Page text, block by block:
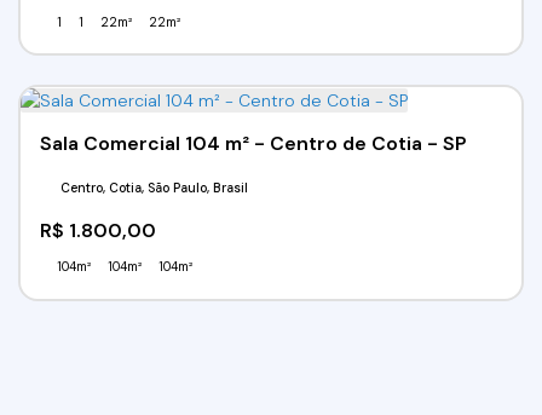
1 1 22m² 22m²
Sala Comercial 104 m² - Centro de Cotia - SP
R$ 1.800,00
Centro, Cotia, São Paulo, Brasil
104m² 104m² 104m²